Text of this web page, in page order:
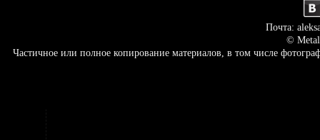
Почта:
©
Частичное или полное копирование материалов, в том числе